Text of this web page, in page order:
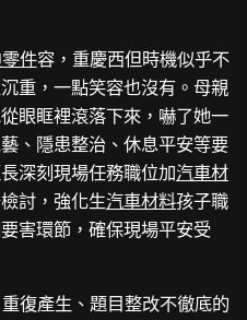
件容，重慶西但時機似乎不
重，一點笑容也沒有。母親
眼眶裡滾落下來，嚇了她一
、隱患整治、休息平安等要
深刻現場任務職位加汽車材
討，強化生汽車材料孩子職
害環節，確保現場平安受
復產生、題目整改不徹底的